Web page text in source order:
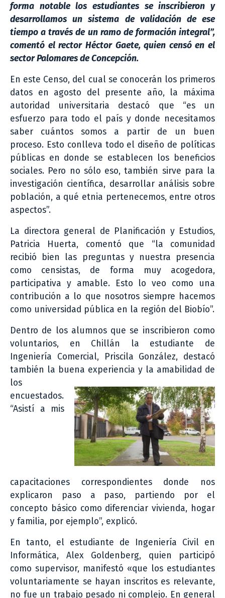
forma notable los estudiantes se inscribieron y
desarrollamos un sistema de validación de ese
tiempo a través de un ramo de formación integral”,
comentó el rector Héctor Gaete, quien censó en el
sector Palomares de Concepción.
En este Censo, del cual se conocerán los primeros
datos en agosto del presente año, la máxima
autoridad universitaria destacó que “es un
esfuerzo para todo el país y donde necesitamos
saber cuántos somos a partir de un buen
proceso. Esto conlleva todo el diseño de políticas
públicas en donde se establecen los beneficios
sociales. Pero no sólo eso, también sirve para la
investigación científica, desarrollar análisis sobre
población, a qué etnia pertenecemos, entre otros
aspectos”.
La directora general de Planificación y Estudios,
Patricia Huerta, comentó que “la comunidad
recibió bien las preguntas y nuestra presencia
como censistas, de forma muy acogedora,
participativa y amable. Esto lo veo como una
contribución a lo que nosotros siempre hacemos
como universidad pública en la región del Biobío”.
Dentro de los alumnos que se inscribieron como
voluntarios, en Chillán la estudiante de
Ingeniería Comercial, Priscila González, destacó
también la buena experiencia y la amabilidad de
los
encuestados.
“Asistí a mis
capacitaciones correspondientes donde nos
explicaron paso a paso, partiendo por el
concepto básico como diferenciar vivienda, hogar
y familia, por ejemplo”, explicó.
En tanto, el estudiante de Ingeniería Civil en
Informática, Alex Goldenberg, quien participó
como supervisor, manifestó «que los estudiantes
voluntariamente se hayan inscritos es relevante,
no fue un trabajo pesado ni complejo. En general